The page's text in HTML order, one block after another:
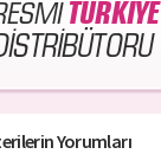
TÜRKİYE
Yorumları